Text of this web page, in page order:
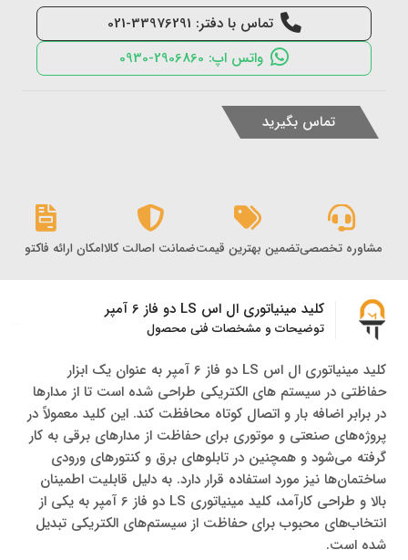
تماس با دفتر: 33976291-021
واتس اپ: 2906860-0930
تماس بگیرید
مشاوره تخصصیتضمین بهترین قیمتضمانت اصالت کالاامکان ارائه فاکتور
کلید مینیاتوری ال اس LS دو فاز 6 آمپر
توضیحات و مشخصات فنی محصول
کلید مینیاتوری ال اس LS دو فاز 6 آمپر به عنوان یک ابزار
حفاظتی در سیستم‌ های الکتریکی طراحی شده است تا از مدارها
در برابر اضافه بار و اتصال کوتاه محافظت کند. این کلید معمولاً در
پروژه‌های صنعتی و موتوری برای حفاظت از مدارهای برقی به کار
گرفته می‌شود و همچنین در تابلوهای برق و کنتورهای ورودی
ساختمان‌ها نیز مورد استفاده قرار دارد. به دلیل قابلیت اطمینان
بالا و طراحی کارآمد، کلید مینیاتوری LS دو فاز 6 آمپر به یکی از
انتخاب‌های محبوب برای حفاظت از سیستم‌های الکتریکی تبدیل
شده است.